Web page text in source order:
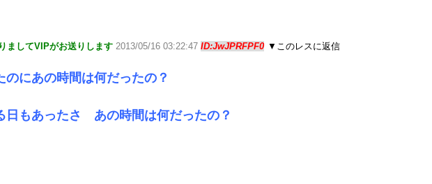
ましてVIPがお送りします 2013/05/16 03:22:47 ID:JwJPRFPF0 ▼このレスに返信
のにあの時間は何だったの？
日もあったさ あの時間は何だったの？